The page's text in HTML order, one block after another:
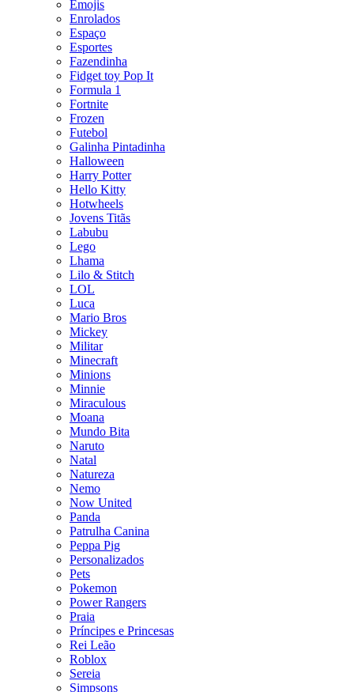
Emojis
Enrolados
Espaço
Esportes
Fazendinha
Fidget toy Pop It
Formula 1
Fortnite
Frozen
Futebol
Galinha Pintadinha
Halloween
Harry Potter
Hello Kitty
Hotwheels
Jovens Titãs
Labubu
Lego
Lhama
Lilo & Stitch
LOL
Luca
Mario Bros
Mickey
Militar
Minecraft
Minions
Minnie
Miraculous
Moana
Mundo Bita
Naruto
Natal
Natureza
Nemo
Now United
Panda
Patrulha Canina
Peppa Pig
Personalizados
Pets
Pokemon
Power Rangers
Praia
Príncipes e Princesas
Rei Leão
Roblox
Sereia
Simpsons